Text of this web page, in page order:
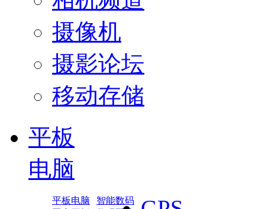
摄像机
摄影论坛
移动存储
平板
电脑
平板电脑
智能数码